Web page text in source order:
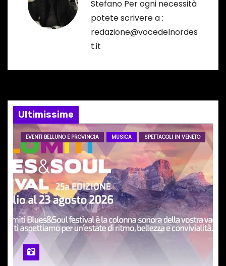
e
a
r
t
i
c
o
l
Stefano Per ogni necessità
potete scrivere a :
redazione@vocedelnordes
t.it
Ultimissime
EVENTI BELLUNO E PROVINCIA MUSICA SPETTACOLI IN VENETO